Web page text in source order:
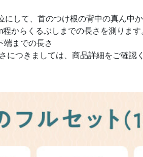
して、首のつけ根の背中の真ん中
からくるぶしまでの長さを測りま
までの長さ
につきましては、商品詳細をご確認